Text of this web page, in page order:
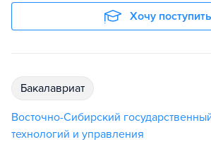
Хочу поступить
бакалавриат
Восточно-Сибирский
технологий и управления